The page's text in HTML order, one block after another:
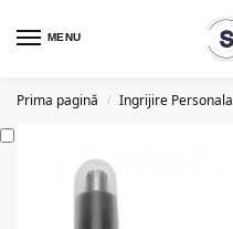
MENU
Prima pagină / Ingrijire Personala